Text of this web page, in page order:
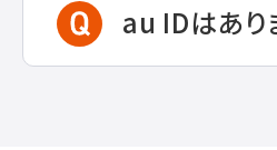
au IDはあり